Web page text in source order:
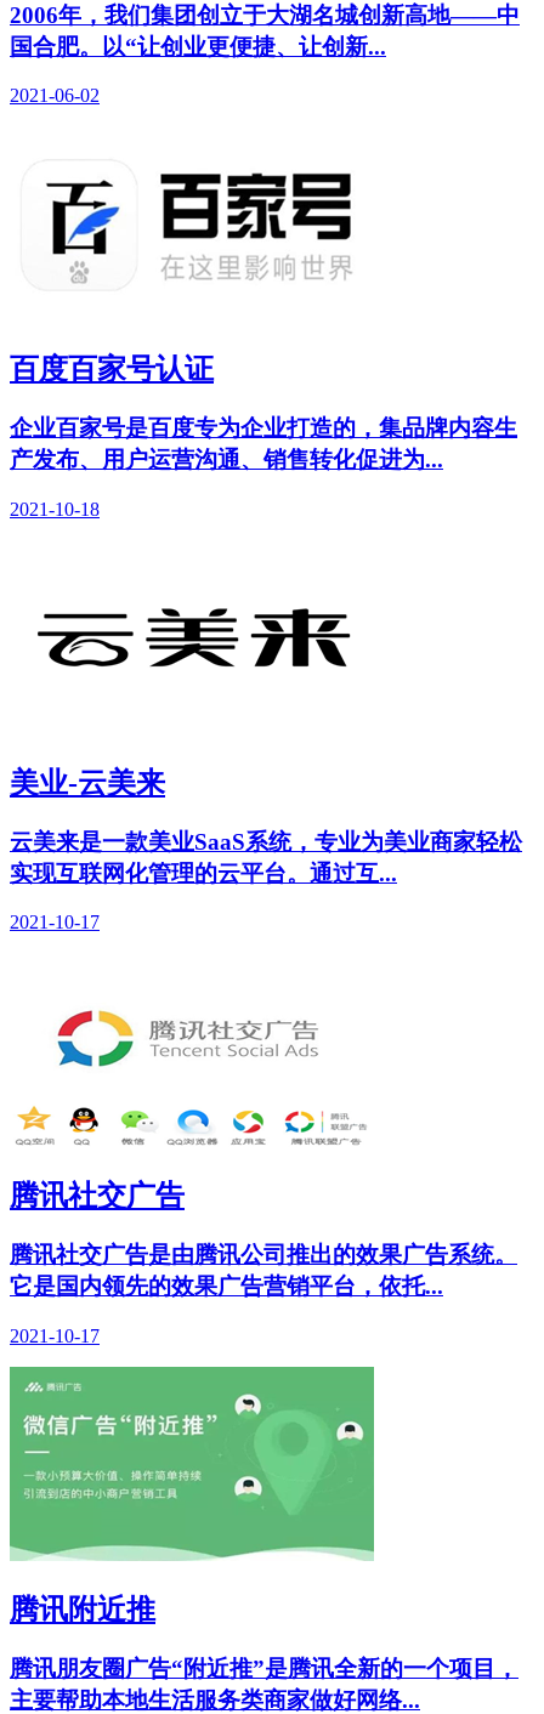
2006年，我们集团创立于大湖名城创新高地——中
国合肥。以“让创业更便捷、让创新...
2021-06-02
百度百家号认证
企业百家号是百度专为企业打造的，集品牌内容生
产发布、用户运营沟通、销售转化促进为...
2021-10-18
美业-云美来
云美来是一款美业SaaS系统，专业为美业商家轻松
实现互联网化管理的云平台。通过互...
2021-10-17
腾讯社交广告
腾讯社交广告是由腾讯公司推出的效果广告系统。
它是国内领先的效果广告营销平台，依托...
2021-10-17
腾讯附近推
腾讯朋友圈广告“附近推”是腾讯全新的一个项目，
主要帮助本地生活服务类商家做好网络...